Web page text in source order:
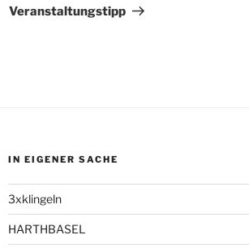
Beitrag
Veranstaltungstipp
IN EIGENER SACHE
3xklingeln
HARTHBASEL